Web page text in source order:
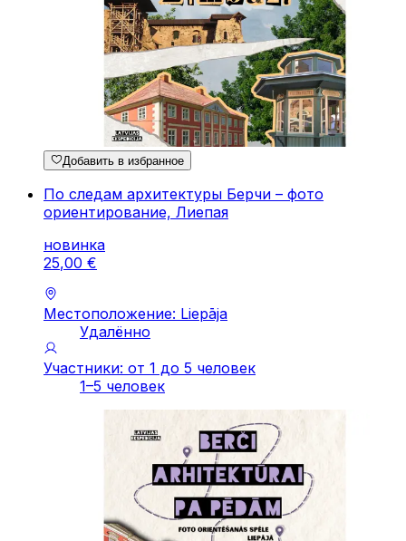
Добавить в избранное
По следам архитектуры Берчи – фото
ориентирование, Лиепая
новинка
25,00 €
Местоположение: Liepāja
Удалённо
Участники: от 1 до 5 человек
1–5 человек